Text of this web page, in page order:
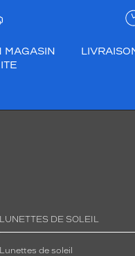
MAGASIN
LUNETTES DE SOLEIL
Lunettes de soleil